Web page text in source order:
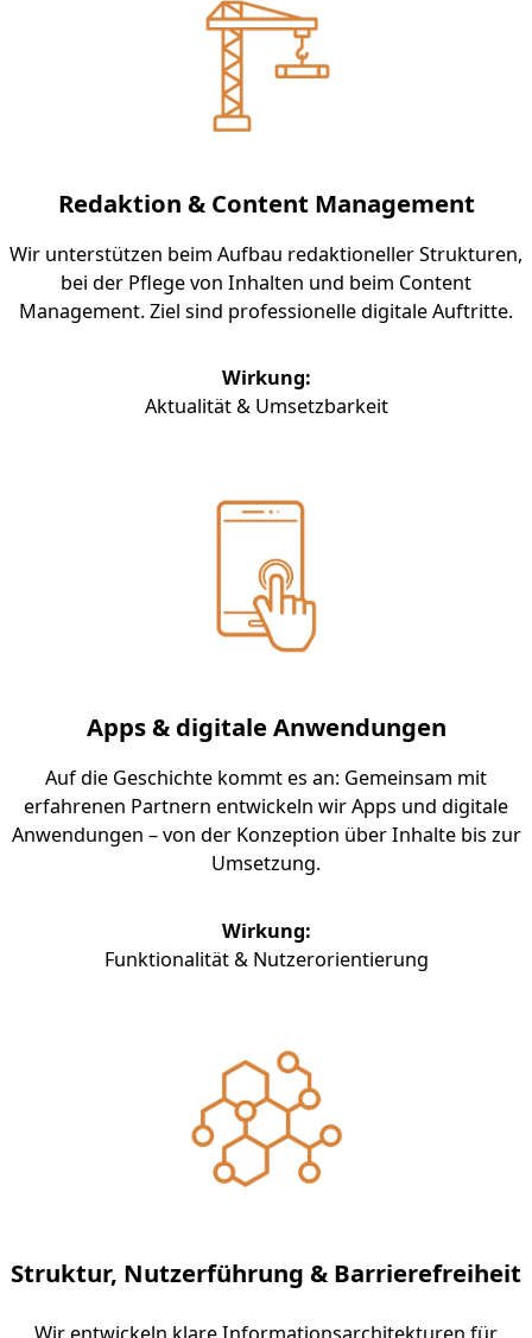
Redaktion & Content Management
Wir unterstützen beim Aufbau redaktioneller Strukturen,
bei der Pflege von Inhalten und beim Content
Management. Ziel sind professionelle digitale Auftritte.
Wirkung:
Aktualität & Umsetzbarkeit
Apps & digitale Anwendungen
Auf die Geschichte kommt es an: Gemeinsam mit
erfahrenen Partnern entwickeln wir Apps und digitale
Anwendungen – von der Konzeption über Inhalte bis zur
Umsetzung.
Wirkung:
Funktionalität & Nutzerorientierung
Struktur, Nutzerführung & Barrierefreiheit